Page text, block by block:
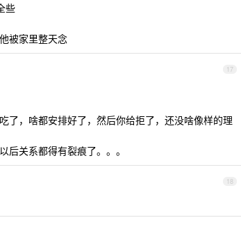
些
被家里整天念
17
了，啥都安排好了，然后你给拒了，还没啥像样的理
关系都得有裂痕了。。。
18